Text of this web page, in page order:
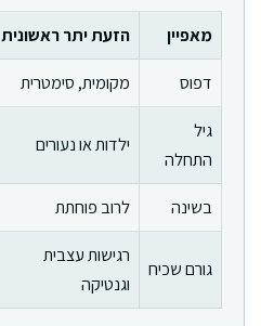
מאפיין הזעת יתר ראשונית
דפוס
מקומית, סימטרית
גיל
התחלה
ילדות או נעורים
בשינה לרוב פוחתת
גורם שכיח
רגישות עצבית
וגנטיקה